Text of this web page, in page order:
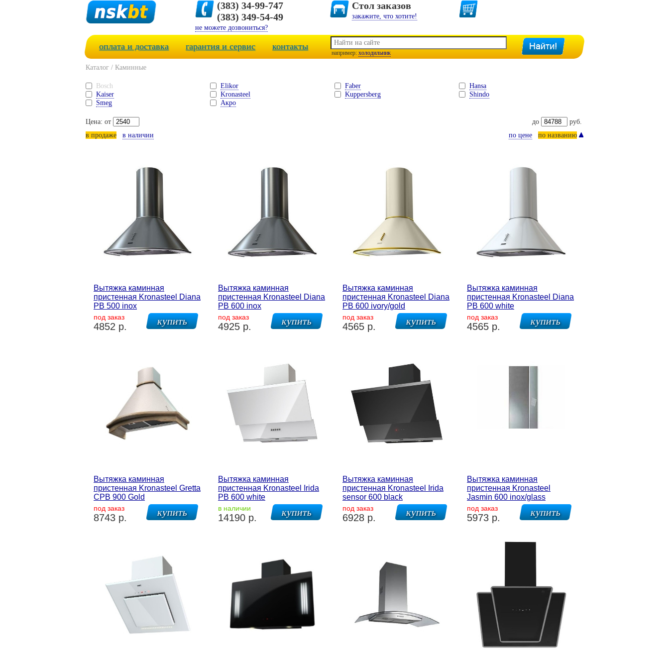
(383) 34-99-747
(383) 349-54-49
не можете дозвониться?
Стол заказов
закажите, что хотите!
оплата и доставка гарантия и сервис контакты
например: холодильник
Каталог / Каминные
Bosch Elikor Faber
Hansa
Kaiser
Kronasteel Kuppersberg
Shindo
Smeg
Акро
Цена: от до
руб.
в продаже
в наличии по цене по названию
Вытяжка каминная
пристенная Kronasteel Diana
PB 500 inox
под заказ
4852 р.
Вытяжка каминная
пристенная Kronasteel Diana
PB 600 inox
под заказ
4925 р.
Вытяжка каминная
пристенная Kronasteel Diana
PB 600 ivory/gold
под заказ
4565 р.
Вытяжка каминная
пристенная Kronasteel Diana
PB 600 white
под заказ
4565 р.
Вытяжка каминная
пристенная Kronasteel Gretta
CPB 900 Gold
под заказ
8743 р.
Вытяжка каминная
пристенная Kronasteel Irida
PB 600 white
в наличии
14190 р.
Вытяжка каминная
пристенная Kronasteel Irida
sensor 600 black
под заказ
6928 р.
Вытяжка каминная
пристенная Kronasteel
Jasmin 600 inox/glass
под заказ
5973 р.